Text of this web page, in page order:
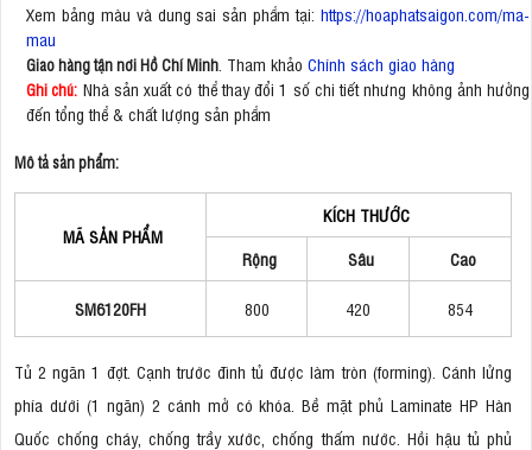
Xem bảng màu và dung sai sản phẩm tại: https://hoaphatsaigon.com/ma-
mau
Giao hàng tận nơi Hồ Chí Minh . Tham khảo Chính sách giao hàng
Ghi chú: Nhà sản xuất có thể thay đổi 1 số chi tiết nhưng không ảnh hưởng
đến tổng thể & chất lượng sản phẩm
Mô tả sản phẩm:
MÃ SẢN PHẨM
KÍCH THƯỚC
Rộng
Sâu Cao
SM6120FH 800 420 854
Tủ 2 ngăn 1 đợt. Cạnh trước đình tủ được làm tròn (forming). Cánh lửng
phía dưới (1 ngăn) 2 cánh mở có khóa. Bề mặt phủ Laminate HP Hàn
Quốc chống cháy, chống trầy xước, chống thấm nước. Hồi hậu tủ phủ